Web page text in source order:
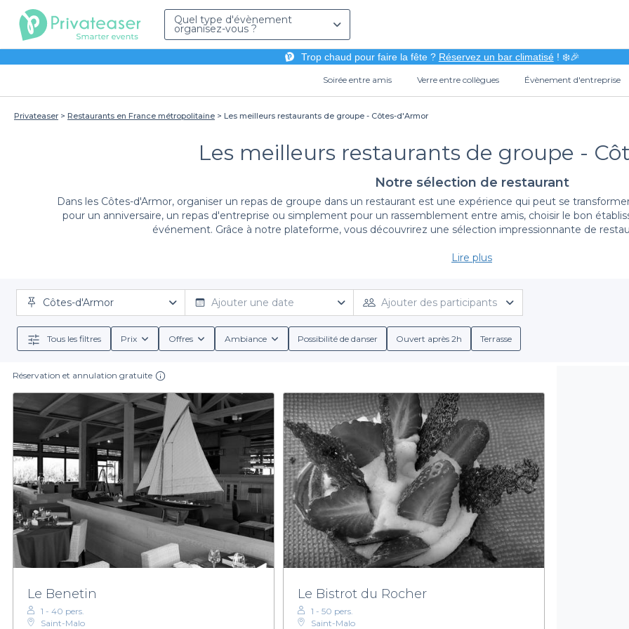
Quel type d'évènement
organisez-vous ?
Trop chaud pour faire la fête ? Réservez un bar climatisé! ❄️🎉
Soirée entre amis Verre entre collègues Évènement d'entreprise
Privateaser Restaurants en France métropolitaine Les meilleurs restaurants de groupe - Côtes-d'Armor
Les meilleurs restaurants de groupe -
Notre sélection de restaurant
Dans les Côtes-d'Armor, organiser un repas de groupe dans un restaurant est une expérience qui peut se
pour un anniversaire, un repas d'entreprise ou simplement pour un rassemblement entre amis, choisir le bon
événement. Grâce à notre plateforme, vous découvrirez une sélection impressionnante de
Nous savons combien il peut être difficile de trouver le restaurant idéal. AvecPrivateaser, nous vous facilitons cette
vous recherchiez un cadre convivial en bord de mer ou un restaurant au cœur des charmants villages bretons,
sauront répondre à toutes vos attentes.
Avec des menus de groupes sur mesure, comprenant des options de plats variés et des boissons adaptées, vous
Réserver en toute simplicité
Réserver un restaurant de groupe dans les Côtes-d'Armor n'a jamais été aussi simple. Grâce àPrivateaser
seulement. Les services que nous proposons facilitent votre expérience de réservation, vous permettant de passer
gérer les détails logistiques. Trouver un lieu chaleureux, convivial et adapté à vos
Pour faire de votre prochain rassemblement un moment mémorable, explorez notre sélection de restaurants dans
différentes options et procéder à votre réservation. Profitez de la magie de la Bretagne en bonne compagnie, et
autour d'une table.
Lire plus
Côtes-d'Armor Ajouter une date Ajouter des participants
Tous les filtres Prix Offres Ambiance Possibilité de danser Ouvert après 2h Terrasse
Réservation et annulation gratuite
Le Benetin
1 - 40 pers.
Saint-Malo
Le Bistrot du Rocher
1 - 50 pers.
Saint-Malo